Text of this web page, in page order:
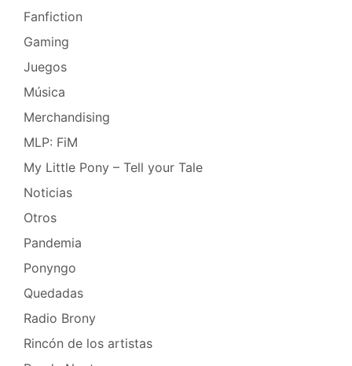
Fanfiction
Gaming
Juegos
Música
Merchandising
MLP: FiM
My Little Pony – Tell your Tale
Noticias
Otros
Pandemia
Ponyngo
Quedadas
Radio Brony
Rincón de los artistas